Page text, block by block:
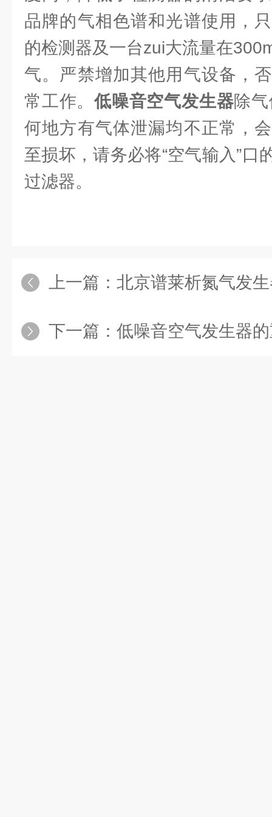
品牌的气相色谱和光谱使用，
的检测器及一台zui大流量在
气。严禁增加其他用气设备，
常工作。低噪音空气发生器除
何地方有气体泄漏均不正常，
至损坏，请务必将“空气输入”口
过滤器。
上一篇： 北京谱莱析氮气发
下一篇： 低噪音空气发生器